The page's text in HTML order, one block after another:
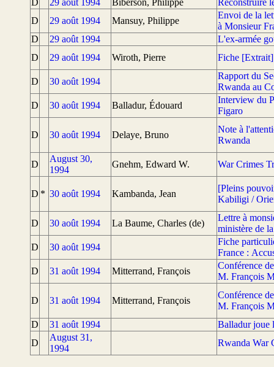
D 29 août 1994 Biberson, Philippe
Reconstruire
D
29 août 1994 Mansuy, Philippe
Envoi de la
à Monsieur
D
29 août 1994
L'ex-armée
D
29 août 1994 Wiroth, Pierre Fiche [Extrait]
D 30 août 1994
Rapport du
Rwanda au
D
30 août 1994 Balladur, Édouard
Interview du
Figaro
D 30 août 1994 Delaye, Bruno
Note à
Rwanda
D
August 30,
1994
Gnehm, Edward W. War Crimes
D * 30 août 1994 Kambanda, Jean
[Pleins
Kabiligi /
D 30 août 1994 La Baume, Charles (de)
Lettre à
ministère de
D
30 août 1994
Fiche
France :
D
31 août 1994 Mitterrand, François
Conférence
M. François
D 31 août 1994 Mitterrand, François
Conférence
M. François
D
31 août 1994
Balladur joue
D
August 31,
1994
Rwanda War